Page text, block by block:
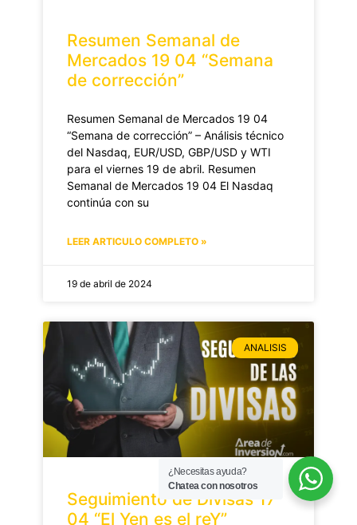
Resumen Semanal de
Mercados 19 04 “Semana
de corrección”
Resumen Semanal de Mercados 19 04
“Semana de corrección” – Análisis técnico
del Nasdaq, EUR/USD, GBP/USD y WTI
para el viernes 19 de abril. Resumen
Semanal de Mercados 19 04 El Nasdaq
continúa con su
LEER ARTICULO COMPLETO »
19 de abril de 2024
ANALISIS
Seguimiento de Divisas 17
04 “El Yen es el reY”
¿Necesitas ayuda?
Chatea con nosotros